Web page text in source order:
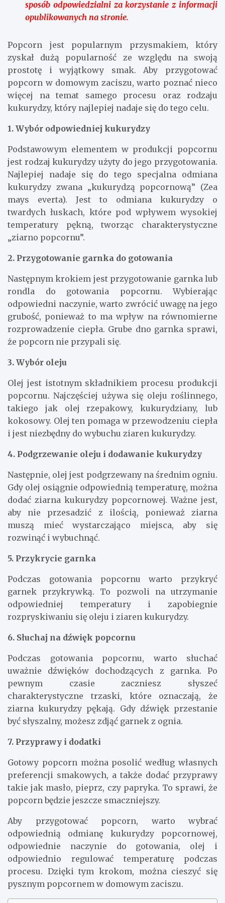
sposób odpowiedzialni za korzystanie z informacji
opublikowanych na stronie.
Popcorn jest popularnym przysmakiem, który
zyskał dużą popularność ze względu na swoją
prostotę i wyjątkowy smak. Aby przygotować
popcorn w domowym zaciszu, warto poznać nieco
więcej na temat samego procesu oraz rodzaju
kukurydzy, który najlepiej nadaje się do tego celu.
1. Wybór odpowiedniej kukurydzy
Podstawowym elementem w produkcji popcornu
jest rodzaj kukurydzy użyty do jego przygotowania.
Najlepiej nadaje się do tego specjalna odmiana
kukurydzy zwana „kukurydzą popcornową” (Zea
mays everta). Jest to odmiana kukurydzy o
twardych łuskach, które pod wpływem wysokiej
temperatury pękną, tworząc charakterystyczne
„ziarno popcornu”.
2. Przygotowanie garnka do gotowania
Następnym krokiem jest przygotowanie garnka lub
rondla do gotowania popcornu. Wybierając
odpowiedni naczynie, warto zwrócić uwagę na jego
grubość, ponieważ to ma wpływ na równomierne
rozprowadzenie ciepła. Grube dno garnka sprawi,
że popcorn nie przypali się.
3. Wybór oleju
Olej jest istotnym składnikiem procesu produkcji
popcornu. Najczęściej używa się oleju roślinnego,
takiego jak olej rzepakowy, kukurydziany, lub
kokosowy. Olej ten pomaga w przewodzeniu ciepła
i jest niezbędny do wybuchu ziaren kukurydzy.
4. Podgrzewanie oleju i dodawanie kukurydzy
Następnie, olej jest podgrzewany na średnim ogniu.
Gdy olej osiągnie odpowiednią temperaturę, można
dodać ziarna kukurydzy popcornowej. Ważne jest,
aby nie przesadzić z ilością, ponieważ ziarna
muszą mieć wystarczająco miejsca, aby się
rozwinąć i wybuchnąć.
5. Przykrycie garnka
Podczas gotowania popcornu warto przykryć
garnek przykrywką. To pozwoli na utrzymanie
odpowiedniej temperatury i zapobiegnie
rozpryskiwaniu się oleju i ziaren kukurydzy.
6. Słuchaj na dźwięk popcornu
Podczas gotowania popcornu, warto słuchać
uważnie dźwięków dochodzących z garnka. Po
pewnym czasie zaczniesz słyszeć
charakterystyczne trzaski, które oznaczają, że
ziarna kukurydzy pękają. Gdy dźwięk przestanie
być słyszalny, możesz zdjąć garnek z ognia.
7. Przyprawy i dodatki
Gotowy popcorn można posolić według własnych
preferencji smakowych, a także dodać przyprawy
takie jak masło, pieprz, czy papryka. To sprawi, że
popcorn będzie jeszcze smaczniejszy.
Aby przygotować popcorn, warto wybrać
odpowiednią odmianę kukurydzy popcornowej,
odpowiednie naczynie do gotowania, olej i
odpowiednio regulować temperaturę podczas
procesu. Dzięki tym krokom, można cieszyć się
pysznym popcornem w domowym zaciszu.